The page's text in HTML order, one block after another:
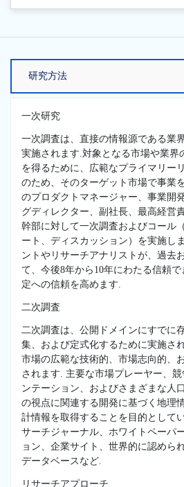
一次研究
一次調査は、直接の情報源である業
実施されます.対象となる市場や業界
を得るために、広範なプライマリー
のため、そのターゲット市場で事業
のプロダクトマネージャー、事業開
グディレクター、副社長、最高経営
幹部に対して一次調査およびコール
ート、ディスカッション）を実施し
ントやリサーチアナリストが、過去
て、今後8年から10年にわたる信頼
定への信頼を高めます.
二次調査
二次調査は、公開ドメインにすでに
集、および定式化するために実施さ
市場の広範な技術的、市場志向的、
されます. 主要な市場プレーヤー、
ンテーション、およびさまざまな人
の視点に関連する開発に基づく地理
計情報を取得することを目的として
サーチジャーナル、ホワイトペーパ
ョン、企業サイト、世界的に認めら
データベースなど.
リサーチアプローチ